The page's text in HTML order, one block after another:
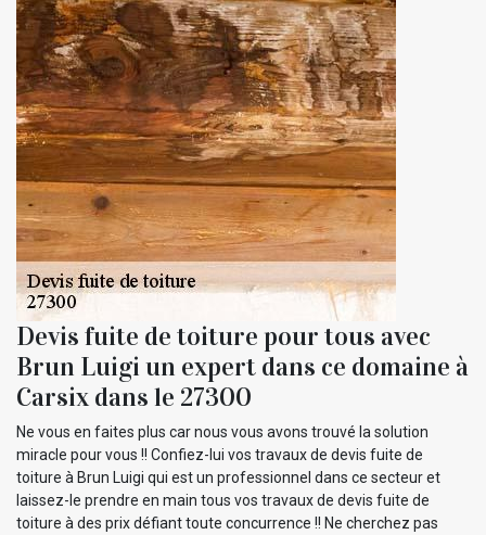
Devis fuite de toiture pour tous avec
Brun Luigi un expert dans ce domaine à
Carsix dans le 27300
Ne vous en faites plus car nous vous avons trouvé la solution
miracle pour vous !! Confiez-lui vos travaux de devis fuite de
toiture à Brun Luigi qui est un professionnel dans ce secteur et
laissez-le prendre en main tous vos travaux de devis fuite de
toiture à des prix défiant toute concurrence !! Ne cherchez pas